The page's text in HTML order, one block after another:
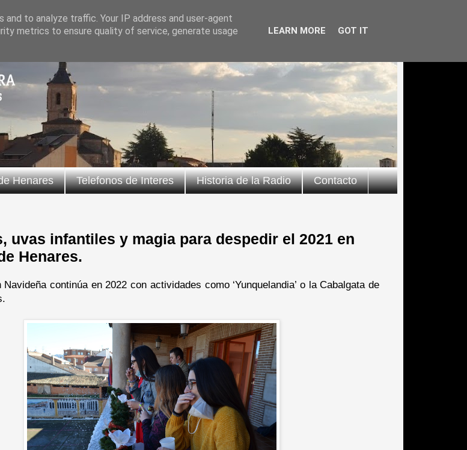
Henares Telefonos de Interes Historia de la Radio Contacto
uvas infantiles y magia para despedir el 2021 en
Henares.
Navideña continúa en 2022 con actividades como ‘Yunquelandia’ o la Cabalgata de
to analyze traffic. Your IP address and user-agent
metrics to ensure quality of service, generate usage
LEARN MORE GOT IT